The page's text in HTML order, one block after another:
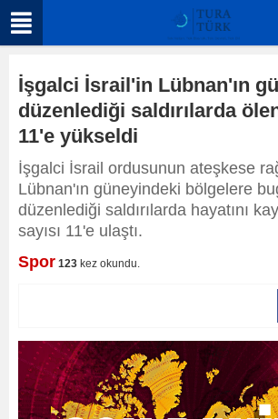
İşgalci İsrail'in Lübnan'ın
düzenlediği saldırılarda
11'e yükseldi
İşgalci İsrail ordusunun ateşkese
Lübnan'ın güneyindeki bölgelere
düzenlediği saldırılarda hayatını
sayısı 11'e ulaştı.
Spor 123 kez okundu.